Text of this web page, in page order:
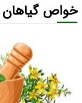
خواص گیاهان